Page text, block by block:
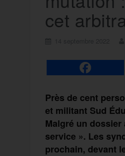
cet
Près de cent
et militant Sud
Malgré un
service ». Les
prochain, devant